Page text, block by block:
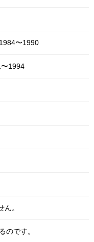
〜1990
1994
。
のです。